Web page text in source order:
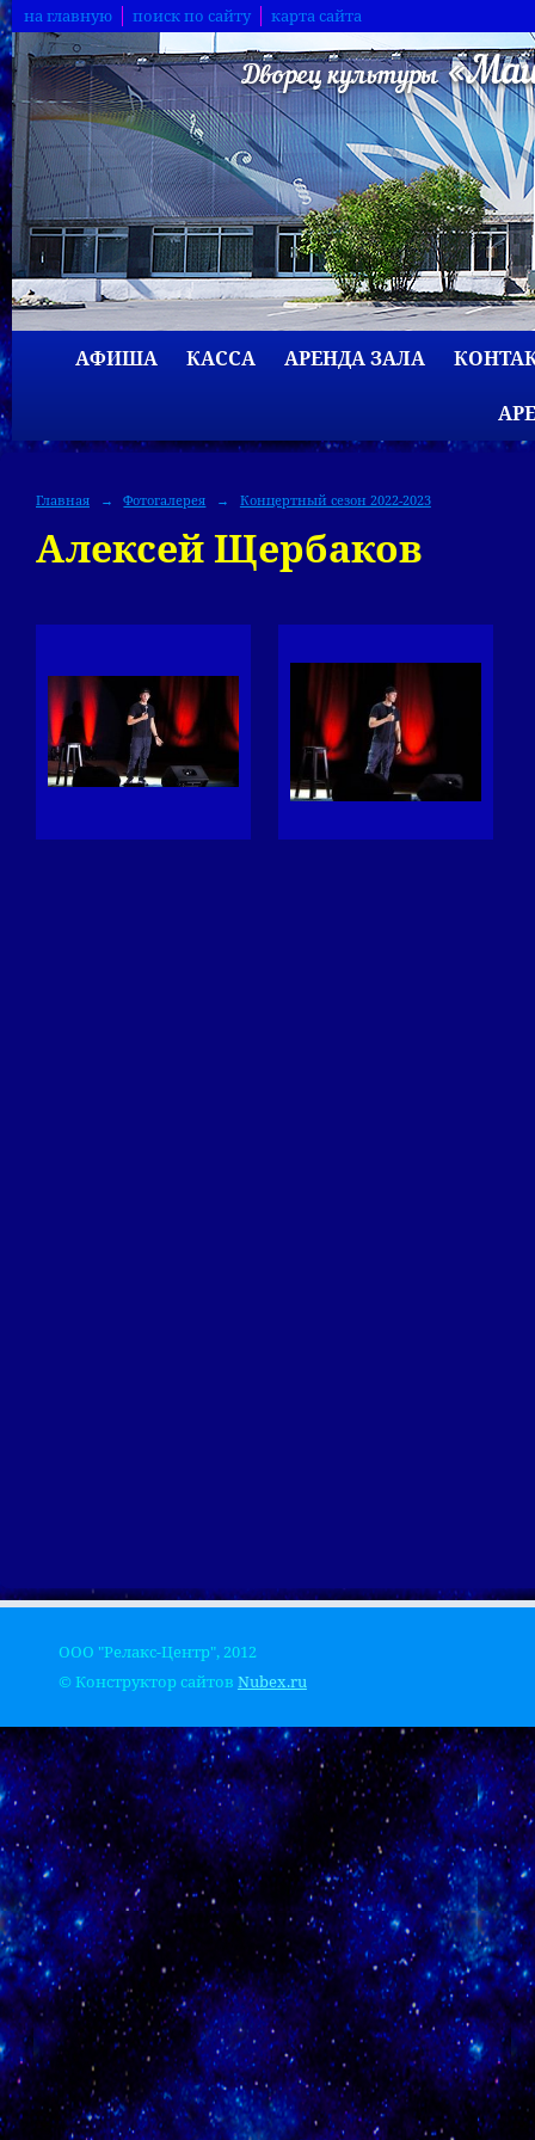
на главную поиск по сайту карта сайта
АФИША КАССА АРЕНДА ЗАЛА
Главная → Фотогалерея → Концертный сезон 2022-2023
Алексей Щербаков
ООО "Релакс-Центр", 2012
© Конструктор сайтов Nubex.ru